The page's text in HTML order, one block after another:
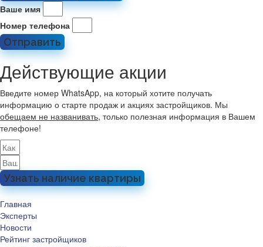
Ваше имя
Номер телефона
Отправить
Действующие акции
Введите номер WhatsApp, на который хотите получать
информацию о старте продаж и акциях застройщиков. Мы
обещаем не названивать, только полезная информация в Вашем
телефоне!
Узнать наличие квартиры
Главная
Эксперты
Новости
Рейтинг застройщиков